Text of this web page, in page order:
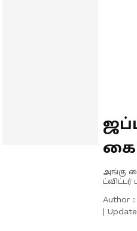
அங்கு
ட்விட்டர்
Author :
|